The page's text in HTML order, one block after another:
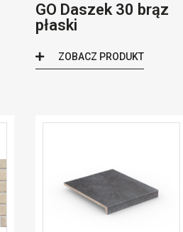
GO Daszek 30 brąz
płaski
ZOBACZ PRODUKT